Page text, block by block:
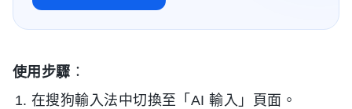
使用步驟 ：
在搜狗輸入法中切換至「AI 輸入」頁面。